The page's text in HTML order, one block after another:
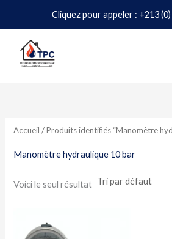
Cliquez pour appeler : +213
contenu
Accueil / Produits identifiés “Manomètre
Manomètre hydraulique 10 bar
Voici le seul résultat